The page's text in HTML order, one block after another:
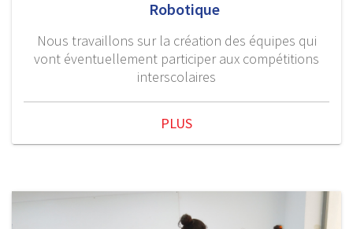
Robotique
Nous travaillons sur la création des équipes qui
vont éventuellement participer aux compétitions
interscolaires
PLUS